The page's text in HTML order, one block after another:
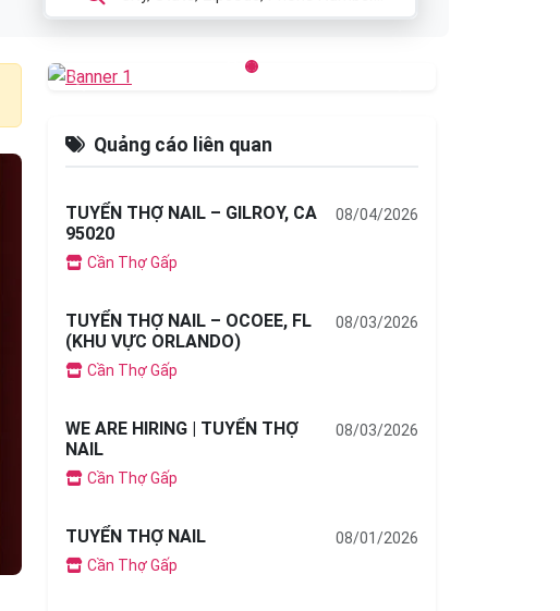
Previous
Quảng cáo liên quan
TUYỂN THỢ NAIL – GILROY, CA
95020
Cần Thợ Gấp
08/04/2026
TUYỂN THỢ NAIL – OCOEE, FL
(KHU VỰC ORLANDO)
Cần Thợ Gấp
08/03/2026
WE ARE HIRING | TUYỂN THỢ
NAIL
Cần Thợ Gấp
08/03/2026
TUYỂN THỢ NAIL
Cần Thợ Gấp
08/01/2026